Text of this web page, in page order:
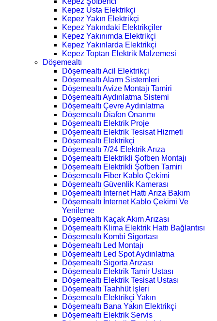
Kepez Usta Elektrikçi
Kepez Yakın Elektrikçi
Kepez Yakındaki Elektrikçiler
Kepez Yakınımda Elektrikçi
Kepez Yakınlarda Elektrikçi
Kepez Toptan Elektrik Malzemesi
Döşemealtı
Döşemealtı Acil Elektrikçi
Döşemealtı Alarm Sistemleri
Döşemealtı Avize Montajı Tamiri
Döşemealtı Aydınlatma Sistemi
Döşemealtı Çevre Aydınlatma
Döşemealtı Diafon Onarımı
Döşemealtı Elektrik Proje
Döşemealtı Elektrik Tesisat Hizmeti
Döşemealtı Elektrikçi
Döşemealtı 7/24 Elektrik Arıza
Döşemealtı Elektrikli Şofben Montajı
Döşemealtı Elektrikli Şofben Tamiri
Döşemealtı Fiber Kablo Çekimi
Döşemealtı Güvenlik Kamerası
Döşemealtı İnternet Hattı Arıza Bakım
Döşemealtı İnternet Kablo Çekimi Ve
Yenileme
Döşemealtı Kaçak Akım Arızası
Döşemealtı Klima Elektrik Hattı Bağlantısı
Döşemealtı Kombi Sigortası
Döşemealtı Led Montajı
Döşemealtı Led Spot Aydınlatma
Döşemealtı Sigorta Arızası
Döşemealtı Elektrik Tamir Ustası
Döşemealtı Elektrik Tesisat Ustası
Döşemealtı Taahhüt İşleri
Döşemealtı Elektrikçi Yakın
Döşemealtı Bana Yakın Elektrikçi
Döşemealtı Elektrik Servis